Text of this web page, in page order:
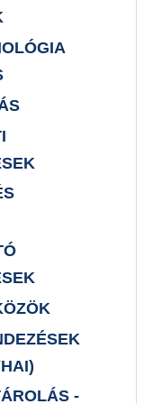
-